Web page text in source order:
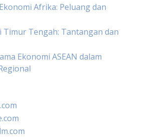
Afrika: Peluang dan
Timur Tengah: Tantangan dan
Ekonomi ASEAN dalam